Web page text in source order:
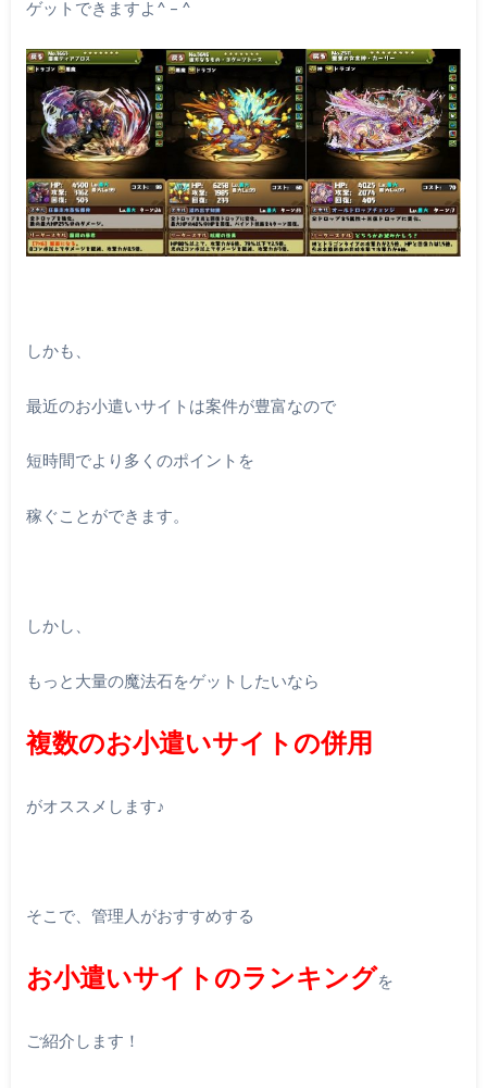
ゲットできますよ^ – ^
しかも、
最近のお小遣いサイトは案件が豊富なので
短時間でより多くのポイントを
稼ぐことができます。
しかし、
もっと大量の魔法石をゲットしたいなら
複数のお小遣いサイトの併用
がオススメします♪
そこで、管理人がおすすめする
お小遣いサイトのランキングを
ご紹介します！